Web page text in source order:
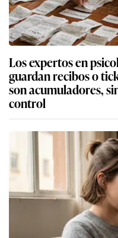
Los expertos en
guardan recibos o
son acumuladores,
control